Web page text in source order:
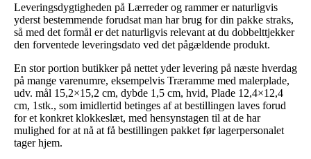
Leveringsdygtigheden på Lærreder og rammer er naturligvis
yderst bestemmende forudsat man har brug for din pakke straks,
så med det formål er det naturligvis relevant at du dobbelttjekker
den forventede leveringsdato ved det pågældende produkt.
En stor portion butikker på nettet yder levering på næste hverdag
på mange varenumre, eksempelvis Træramme med malerplade,
udv. mål 15,2×15,2 cm, dybde 1,5 cm, hvid, Plade 12,4×12,4
cm, 1stk., som imidlertid betinges af at bestillingen laves forud
for et konkret klokkeslæt, med hensynstagen til at de har
mulighed for at nå at få bestillingen pakket før lagerpersonalet
tager hjem.